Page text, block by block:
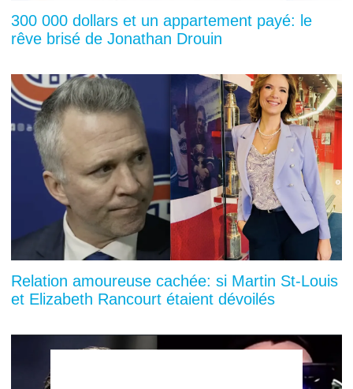
300 000 dollars et un appartement payé: le
rêve brisé de Jonathan Drouin
Relation amoureuse cachée: si Martin St-Louis
et Elizabeth Rancourt étaient dévoilés